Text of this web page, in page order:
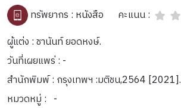
ทรัพยากร : หนังสือ
คะแนน :
ผู้แต่ง : ชานันท์ ยอดหงษ์.
วันที่เผยแพร่ : -
สำนักพิมพ์ : กรุงเทพฯ :มติชน,2564 [2021].
หมวดหมู่ : -